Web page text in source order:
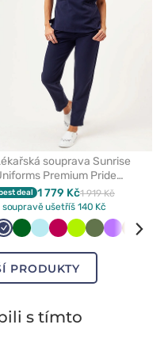
souprava Sunrise
Premium Pride
modř
deal 1 779 Kč1 919 Kč
soupravě ušetříš 140 Kč
Námořnická
TmavěAquaŠvestkový
Limetková
OlivkováFialováBéžová
PRODUKTY
s tímto